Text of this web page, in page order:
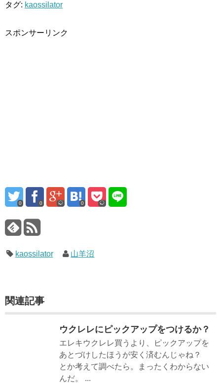
タグ: kaossilator
スポンサーリンク
0 0 0
kaossilator 山羊沼
関連記事
ウクレレにピックアップをつけるか？
エレキウクレレ買うより、ピックアップを
あとづけしたほうが安く済むんじゃね？
とか考えて調べたら。まったくわからない
んだ。 ...